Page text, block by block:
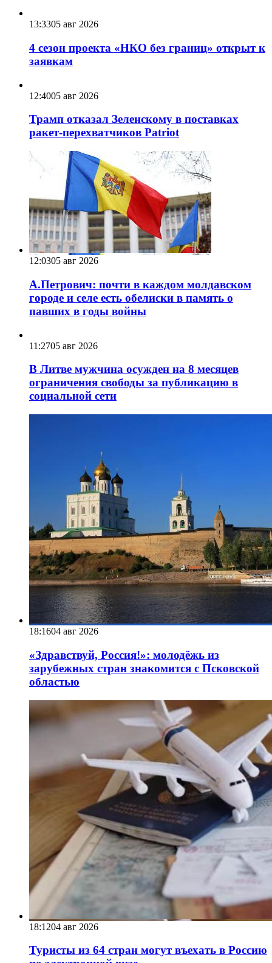
13:3305 авг 2026
4 сезон проекта «НКО без границ» открыт к
заявкам
12:4005 авг 2026
Трамп отказал Зеленскому в поставках
ракет-перехватчиков Patriot
12:0305 авг 2026
А.Петрович: почти в каждом молдавском
городе и селе есть обелиски в память о
павших в годы войны
11:2705 авг 2026
В Литве мужчина осужден на 8 месяцев
ограничения свободы за публикацию в
социальной сети
18:1604 авг 2026
«Здравствуй, Россия!»: молодёжь из
зарубежных стран знакомится с Псковской
областью
18:1204 авг 2026
Туристы из 64 стран могут въехать в Россию